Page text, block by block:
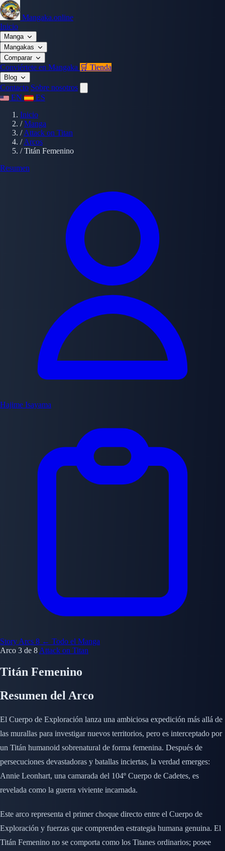
Mangaka.online
Inicio
Manga
Mangakas
Comparar
Conviértete en Mangaka 🛒 Tienda
Blog
Contacto Sobre nosotros
EN
ES
Inicio
/ Manga
/ Attack on Titan
/ Arcos
/ Titán Femenino
Resumen
Hajime Isayama
Story Arcs 8 ← Todo el Manga
Arco 3 de 8 Attack on Titan
Titán Femenino
Resumen del Arco
El Cuerpo de Exploración lanza una ambiciosa expedición más allá de
las murallas para investigar nuevos territorios, pero es interceptado por
un Titán humanoid sobrenatural de forma femenina. Después de
persecuciones devastadoras y batallas inciertas, la verdad emerges:
Annie Leonhart, una camarada del 104º Cuerpo de Cadetes, es
revelada como la guerra viviente incarnada.
Este arco representa el primer choque directo entre el Cuerpo de
Exploración y fuerzas que comprenden estrategia humana genuina. El
Titán Femenino no se comporta como los Titanes ordinarios; posee